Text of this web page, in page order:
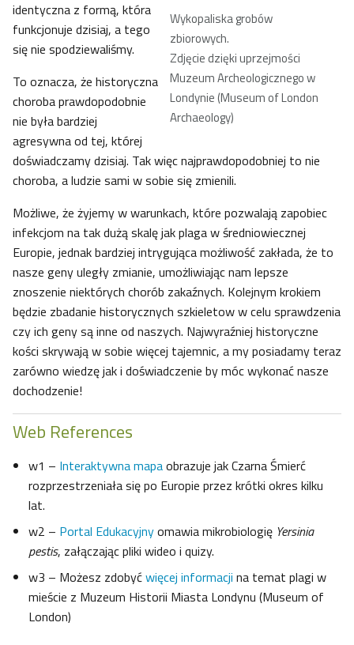
Wykopaliska grobów
zbiorowych.
Zdjęcie dzięki uprzejmości
Muzeum Archeologicznego w
Londynie (Museum of London
Archaeology)
identyczna z formą, która
funkcjonuje dzisiaj, a tego
się nie spodziewaliśmy.
To oznacza, że historyczna
choroba prawdopodobnie
nie była bardziej
agresywna od tej, której
doświadczamy dzisiaj. Tak więc najprawdopodobniej to nie
choroba, a ludzie sami w sobie się zmienili.
Możliwe, że żyjemy w warunkach, które pozwalają zapobiec
infekcjom na tak dużą skalę jak plaga w średniowiecznej
Europie, jednak bardziej intrygująca możliwość zakłada, że to
nasze geny uległy zmianie, umożliwiając nam lepsze
znoszenie niektórych chorób zakaźnych. Kolejnym krokiem
będzie zbadanie historycznych szkieletow w celu sprawdzenia
czy ich geny są inne od naszych. Najwyraźniej historyczne
kości skrywają w sobie więcej tajemnic, a my posiadamy teraz
zarówno wiedzę jak i doświadczenie by móc wykonać nasze
dochodzenie!
Web References
w1 – Interaktywna mapaobrazuje jak Czarna Śmierć
rozprzestrzeniała się po Europie przez krótki okres kilku
lat.
w2 – Portal Edukacyjnyomawia mikrobiologię Yersinia
pestis, załączając pliki wideo i quizy.
w3 – Możesz zdobyćwięcej informacji na temat plagi w
mieście z Muzeum Historii Miasta Londynu (Museum of
London)